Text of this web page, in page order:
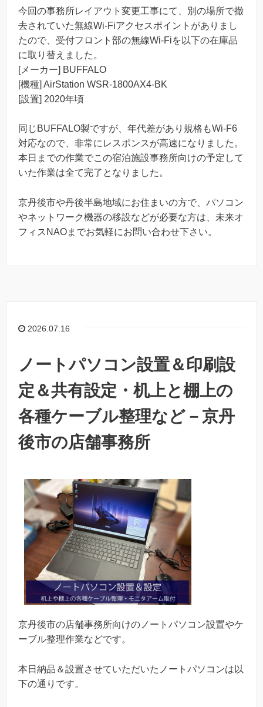
今回の事務所レイアウト変更工事にて、別の場所で撤
去されていた無線Wi-Fiアクセスポイントがありまし
たので、受付フロント部の無線Wi-Fiを以下の在庫品
に取り替えました。
[メーカー] BUFFALO
[機種] AirStation WSR-1800AX4-BK
[設置] 2020年頃
同じBUFFALO製ですが、年代差があり規格もWi-F6
対応なので、非常にレスポンスが高速になりました。
本日までの作業でこの宿泊施設事務所向けの予定して
いた作業は全て完了となりました。
京丹後市や丹後半島地域にお住まいの方で、パソコン
やネットワーク機器の移設などが必要な方は、未来オ
フィスNAOまでお気軽にお問い合わせ下さい。
2026.07.16
ノートパソコン設置＆印刷設
定＆共有設定・机上と棚上の
各種ケーブル整理など－京丹
後市の店舗事務所
京丹後市の店舗事務所向けのノートパソコン設置やケ
ーブル整理作業などです。
本日納品＆設置させていただいたノートパソコンは以
下の通りです。